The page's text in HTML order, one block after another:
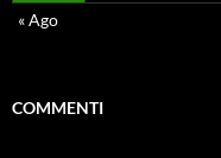
« Ago
COMMENTI